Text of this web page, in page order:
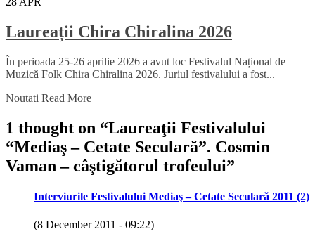
Laureații Chira Chiralina 2026
În perioada 25-26 aprilie 2026 a avut loc Festivalul Național de
Muzică Folk Chira Chiralina 2026. Juriul festivalului a fost...
Noutati Read More
1 thought on “Laureaţii Festivalului
“Mediaş – Cetate Seculară”. Cosmin
Vaman – câştigătorul trofeului”
Interviurile Festivalului Mediaş – Cetate Seculară 2011 (2)
(8 December 2011 - 09:22)